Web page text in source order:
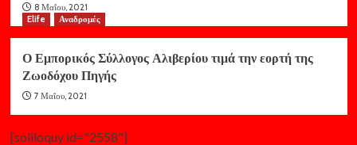
8 Μαΐου, 2021
Elife
Αναδρομές
Ο Εμπορικός Σύλλογος Αλιβερίου τιμά την εορτή της
Ζωοδόχου Πηγής
7 Μαΐου, 2021
[soliloquy id="2558"]